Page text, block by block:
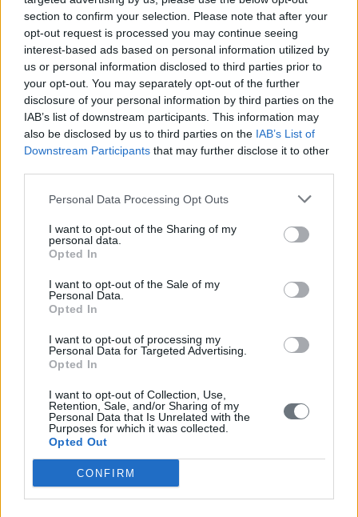
section to confirm your selection. Please note that after your
opt-out request is processed you may continue seeing
interest-based ads based on personal information utilized by
us or personal information disclosed to third parties prior to
your opt-out. You may separately opt-out of the further
disclosure of your personal information by third parties on the
IAB’s list of downstream participants. This information may
also be disclosed by us to third parties on the IAB’s List of
Downstream Participants that may further disclose it to other
Personal Data Processing Opt Outs
I want to opt-out of the Sharing of my
personal data.
Opted In
I want to opt-out of the Sale of my
Personal Data.
Opted In
I want to opt-out of processing my
Personal Data for Targeted Advertising.
Opted In
I want to opt-out of Collection, Use,
Retention, Sale, and/or Sharing of my
Personal Data that Is Unrelated with the
Purposes for which it was collected.
Opted Out
CONFIRM
Ομιλία Μανιατάκη για
Μεσογειακή Διατροφή
Thursday, July 14, 2011 -Ελευθερία
ΜΑΝΙΑΤΑΚΕΙΟΝ ΙΔΡΥΜΑ Διαλέξεις -
Συνεντεύξεις - Δημοσιεύσεις - Άρθρα Δημήτρη
Μανιατάκη
publication
Του Δημήτρη Μανιατάκη,
Προέδρου του Μανιατακείου
Ιδρύματος: Εκποίηση ακίνητης
ανθρώπινου δυναμικού;
Sunday, May 15, 2011 -
ΜΑΝΙΑΤΑΚΕΙΟΝ ΙΔΡΥΜΑ
Μανιατάκη
publication
Μανιατάκειον Ίδρυμα: Τρία
χρόνια προσφοράς στην
ανάπτυξη και τον πολιτισμό
Thursday, October 14, 2010 -Μεσσηνιακός